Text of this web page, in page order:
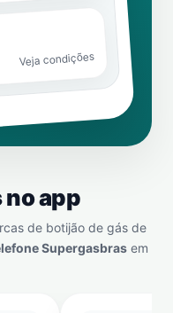
Veja condições
app
de botijão de gás de
Supergasbras em